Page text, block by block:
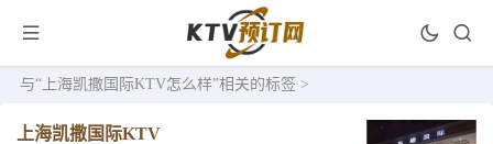
与“上海凯撒国际KTV怎么样”相关的标签 >
上海凯撒国际KTV